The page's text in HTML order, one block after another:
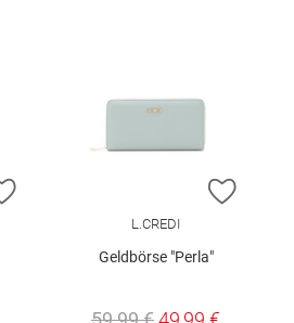
ZUR WUNSCHLISTE HINZUFÜGEN
ZUR
L.CREDI
Geldbörse "Perla"